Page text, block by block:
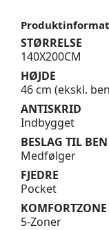
STØRRELSE
140X200CM
HØJDE
46 cm (ekskl.
ANTISKRID
Indbygget
BESLAG TIL BEN
Medfølger
FJEDRE
Pocket
KOMFORTZONE
5-Zoner